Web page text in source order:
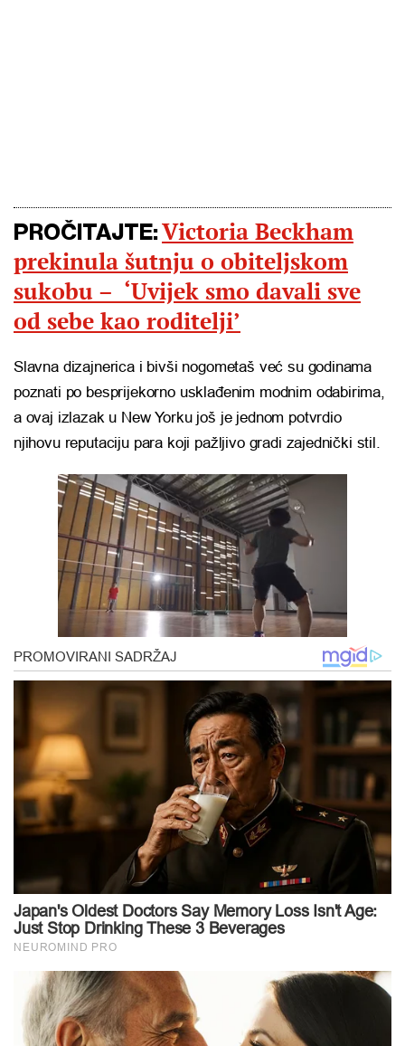
PROČITAJTE:Victoria Beckham
prekinula šutnju o obiteljskom
sukobu – ‘Uvijek smo davali sve
od sebe kao roditelji’
Slavna dizajnerica i bivši nogometaš već su godinama
poznati po besprijekorno usklađenim modnim odabirima,
a ovaj izlazak u New Yorku još je jednom potvrdio
njihovu reputaciju para koji pažljivo gradi zajednički stil.